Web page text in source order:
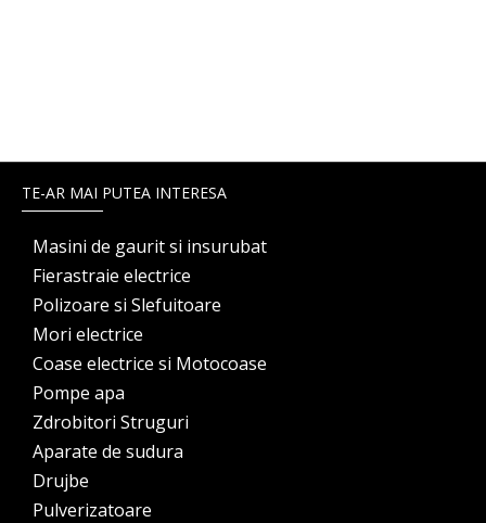
TE-AR MAI PUTEA INTERESA
Masini de gaurit si insurubat
Fierastraie electrice
Polizoare si Slefuitoare
Mori electrice
Coase electrice si Motocoase
Pompe apa
Zdrobitori Struguri
Aparate de sudura
Drujbe
Pulverizatoare